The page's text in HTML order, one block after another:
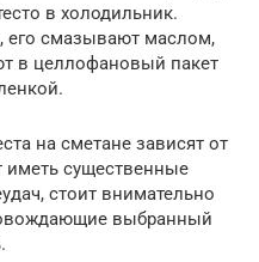
в холодильник.
его смазывают маслом,
в целлофановый пакет
на сметане зависят от
иметь существенные
стоит внимательно
выбранный